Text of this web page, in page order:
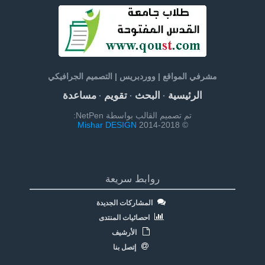
مشرفي المواقع | ووردبريس | التصميم الجرافيكي
الرئيسية· البحث· تقويم· مساعدة
تم تصميم القالب بواسطة NetPen:
© 2014-2018
Mishar DESIGN
روابط سريعة
المشاركات الجديدة
احصائيات المنتدى
الأرشيف
إتصل بنا